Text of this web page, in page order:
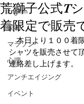
English
栄養
マラソン
心理
アンチエイジング
イベント
荒獅子公式T
着限定で販売
本日より１００着
シャツを販売させて
連絡差し上げます。